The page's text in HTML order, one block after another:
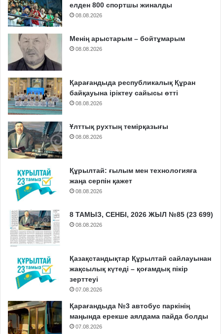
елден 800 спортшы жиналды
08.08.2026
Менің арыстарым – бойтұмарым
08.08.2026
Қарағандыда республикалық Құран
байқауына іріктеу сайысы өтті
08.08.2026
Ұлттық рухтың темірқазығы
08.08.2026
Құрылтай: ғылым мен технологияға
жаңа серпін қажет
08.08.2026
8 ТАМЫЗ, СЕНБІ, 2026 ЖЫЛ №85 (23 699)
08.08.2026
Қазақстандықтар Құрылтай сайлауынан
жақсылық күтеді – қоғамдық пікір
зерттеуі
07.08.2026
Қарағандыда №3 автобус паркінің
маңында ерекше аялдама пайда болды
07.08.2026